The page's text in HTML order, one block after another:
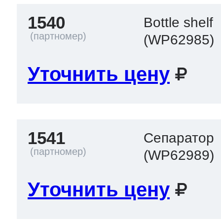
1540
Bottle shelf
(WP62985)
Уточнить цену
1541
Сепаратор
(WP62989)
Уточнить цену